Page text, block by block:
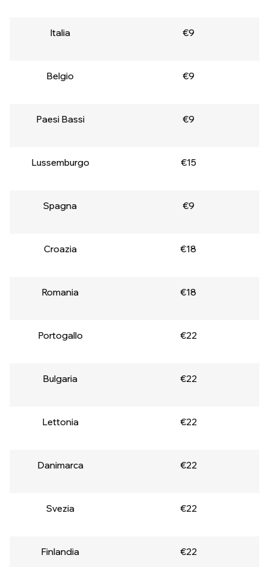
Italia €9
Belgio €9
Paesi Bassi €9
Lussemburgo €15
Spagna €9
Croazia €18
Romania €18
Portogallo €22
Bulgaria €22
Lettonia €22
Danimarca €22
Svezia €22
Finlandia €22